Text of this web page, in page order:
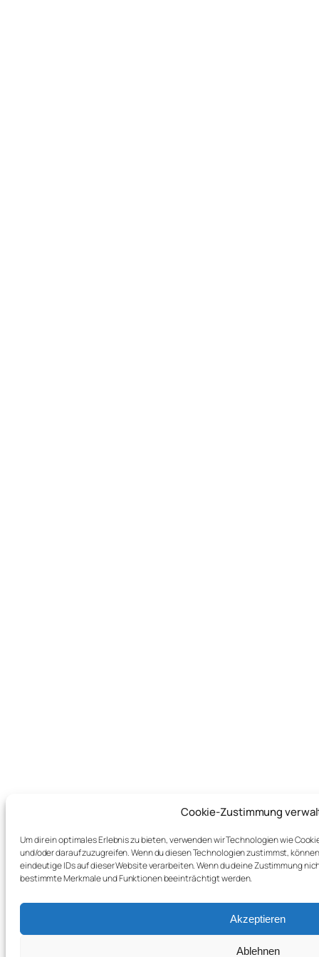
Cookie-Zustimmung
Um dir ein optimales Erlebnis zu bieten, verwenden wir Technologien wie
und/oder darauf zuzugreifen. Wenn du diesen Technologien zustimmst,
eindeutige IDs auf dieser Website verarbeiten. Wenn du deine Zustimmung
bestimmte Merkmale und Funktionen beeinträchtigt werden.
Akzeptieren
Ablehnen